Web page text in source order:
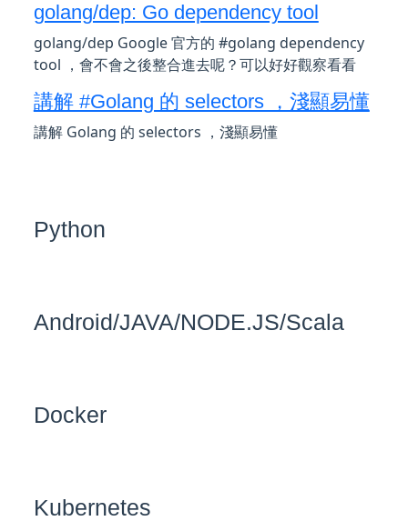
golang/dep: Go dependency tool
golang/dep Google 官方的 #golang dependency
tool ，會不會之後整合進去呢？可以好好觀察看看
講解 #Golang 的 selectors ，淺顯易懂
講解 Golang 的 selectors ，淺顯易懂
Python
Android/JAVA/NODE.JS/Scala
Docker
Kubernetes